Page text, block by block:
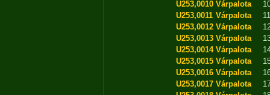
U253,0010 Várpalota
U253,0011 Várpalota
11
U253,0012 Várpalota
U253,0013 Várpalota
U253,0014 Várpalota
U253,0015 Várpalota
U253,0016 Várpalota
U253,0017 Várpalota